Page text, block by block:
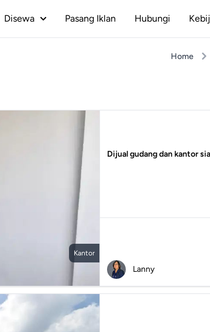
Disewa Pasang Iklan Hubungi
Home
Kantor
Dijual gudang dan kantor
Lanny